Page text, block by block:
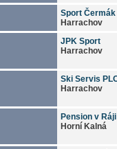
Sport Čermák
Harrachov
JPK Sport
Harrachov
Ski Servis
Harrachov
Pension v Ráji
Horní Kalná